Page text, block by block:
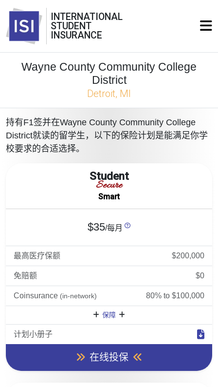
INTERNATIONAL
STUDENT
INSURANCE
Wayne County Community College
District
Detroit, MI
持有F1签并在Wayne County Community College
District就读的留学生，以下的保险计划是能满足你学
校要求的合适选择。
Student
Secure
Smart
$35/每月
最高医疗保额 $200,000
免赔额 $0
Coinsurance (in-network) 80% to $100,000
保障
计划小册子
在线投保